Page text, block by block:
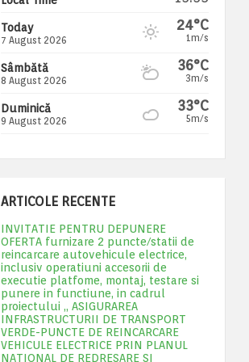
Today
7 August 2026
24°C
1m/s
Sâmbătă
8 August 2026
36°C
3m/s
Duminică
9 August 2026
33°C
5m/s
ARTICOLE RECENTE
INVITATIE PENTRU DEPUNERE
OFERTA furnizare 2 puncte/statii de
reincarcare autovehicule electrice,
inclusiv operatiuni accesorii de
executie platfome, montaj, testare si
punere in functiune, in cadrul
proiectului „ ASIGURAREA
INFRASTRUCTURII DE TRANSPORT
VERDE-PUNCTE DE REINCARCARE
VEHICULE ELECTRICE PRIN PLANUL
NATIONAL DE REDRESARE SI